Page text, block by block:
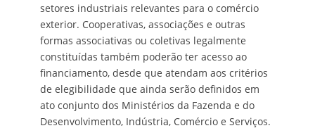
setores industriais relevantes para o comércio
exterior. Cooperativas, associações e outras
formas associativas ou coletivas legalmente
constituídas também poderão ter acesso ao
financiamento, desde que atendam aos critérios
de elegibilidade que ainda serão definidos em
ato conjunto dos Ministérios da Fazenda e do
Desenvolvimento, Indústria, Comércio e Serviços.